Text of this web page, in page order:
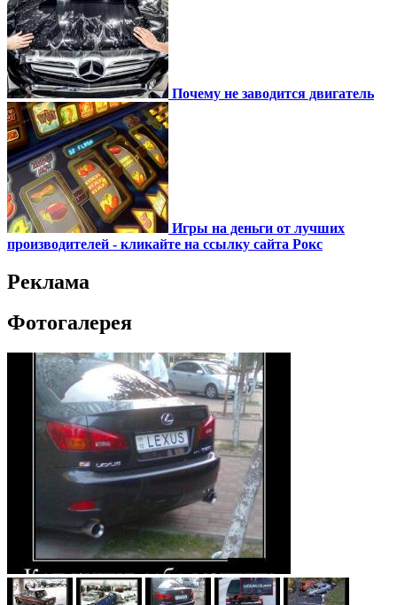
Почему не заводится двигатель
Игры на деньги от лучших
производителей - кликайте на ссылку сайта Рокс
Реклама
Фотогалерея